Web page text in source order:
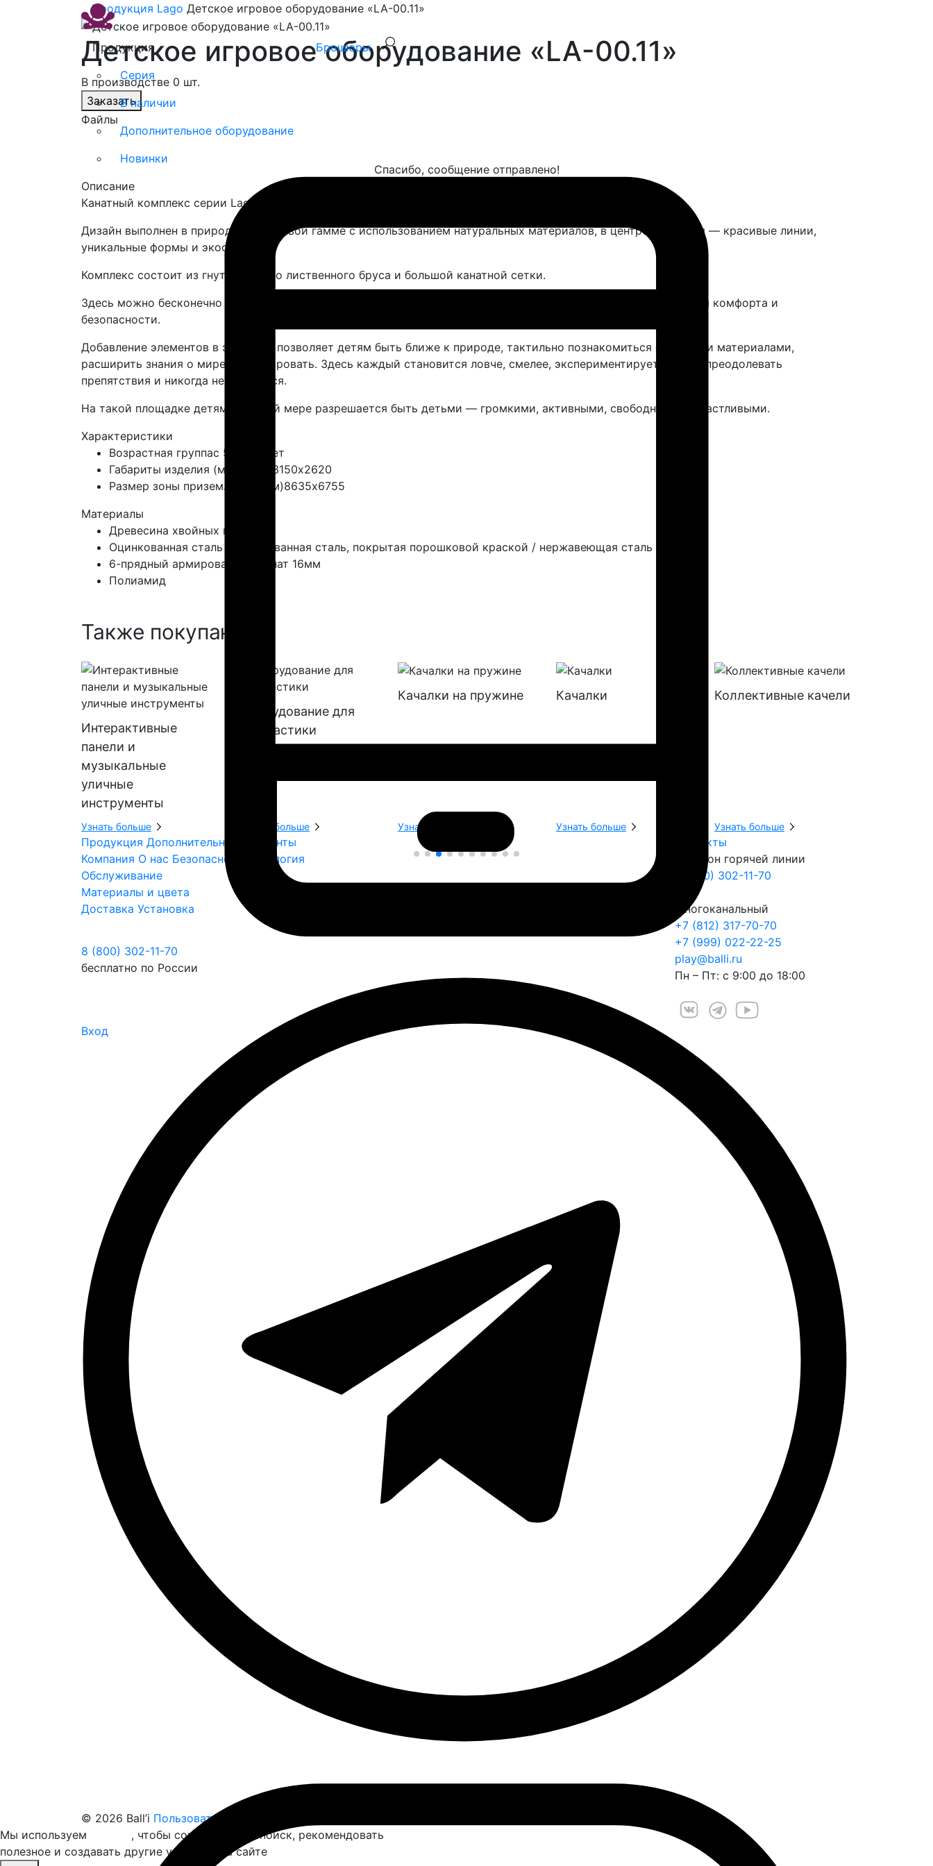
Продукция
Серия
В наличии
Дополнительное оборудование
Новинки
Брошюры
8 (800) 302-11-70
бесплатно по России
Продукция Lago Детское игровое оборудование «LA-00.11»
Детское игровое оборудование «LA-00.11»
В производстве 0 шт.
Заказать
Файлы
Спасибо, сообщение отправлено!
Описание
Канатный комплекс серии Lago «LA-00.11».
Дизайн выполнен в природной цветовой гамме с использованием натуральных материалов, в центре внимания — красивые линии,
уникальные формы и экосюжеты.
Комплекс состоит из гнутоклееного лиственного бруса и большой канатной сетки.
Здесь можно бесконечно лазать по канатной сетке, которая оборудована специальными ручками-уступами для комфорта и
безопасности.
Добавление элементов в экостиле позволяет детям быть ближе к природе, тактильно познакомиться с разными материалами,
расширить знания о мире, фантазировать. Здесь каждый становится ловче, смелее, экспериментирует, учится преодолевать
препятствия и никогда не сдаваться.
На такой площадке детям в полной мере разрешается быть детьми — громкими, активными, свободными и счастливыми.
Характеристики
Возрастная группас 5 до 14 лет
Габариты изделия (мм)
4880х3150х2620
Размер зоны приземления (мм)8635х6755
Материалы
Древесина хвойных пород
Оцинкованная сталь / оцинкованная сталь, покрытая порошковой краской / нержавеющая сталь
6-прядный армированный канат 16мм
Полиамид
Также покупают:
Интерактивные
панели и
музыкальные
уличные
инструменты
Узнать больше
Оборудование для
геопластики
Узнать больше
Качалки на пружине
Узнать больше
Качалки
Узнать больше
Коллективные качели
Узнать больше
Продукция Дополнительные элементы
Компания О нас Безопасность
Экология
Обслуживание
Материалы и цвета
Доставка Установка
Контакты
Телефон горячей линии
8 (800) 302-11-70
Многоканальный
+7 (812) 317-70-70
+7 (999) 022-22-25
play@balli.ru
Пн – Пт: с 9:00 до 18:00
Вход
© 2026 Ball’i Пользовательское соглашение
Мы используем
, чтобы сохранять ваш поиск, рекомендовать
полезное и создавать другие удобства на сайте